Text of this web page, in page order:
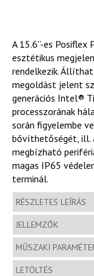
A 15.6”-es Posiflex
esztétikus
rendelkezik.
megoldást jelent
generációs Intel®
processzorának
során figyelembe
bővíthetőségét, ill.
megbízható
magas IP65
terminál.
RÉSZLETES LEÍRÁS
JELLEMZŐK
MŰSZAKI
LETÖLTÉS